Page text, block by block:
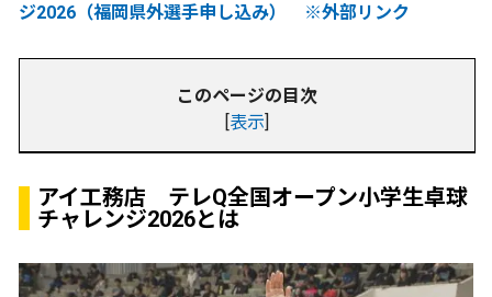
ジ2026（福岡県外選手申し込み） ※外部リンク
このページの目次
表示
アイ工務店 テレQ全国オープン小学生卓球
チャレンジ2026とは